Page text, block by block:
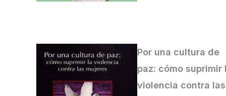
Por una cultura de
paz: cómo suprimir
violencia contra las